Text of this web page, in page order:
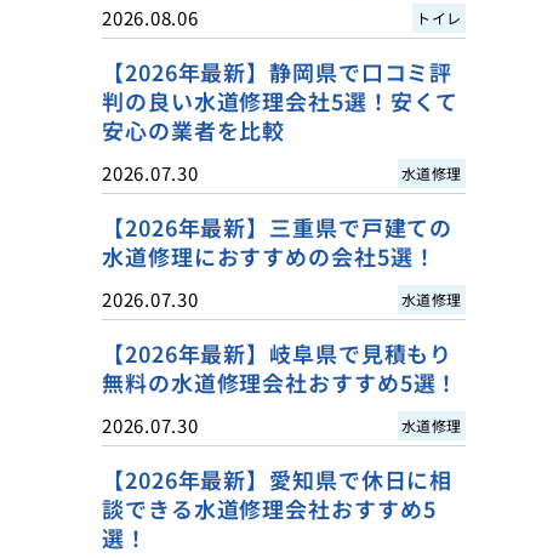
2026.08.06 トイレ
【2026年最新】静岡県で口コミ評
判の良い水道修理会社5選！安くて
安心の業者を比較
2026.07.30 水道修理
【2026年最新】三重県で戸建ての
水道修理におすすめの会社5選！
2026.07.30 水道修理
【2026年最新】岐阜県で見積もり
無料の水道修理会社おすすめ5選！
2026.07.30 水道修理
【2026年最新】愛知県で休日に相
談できる水道修理会社おすすめ5
選！